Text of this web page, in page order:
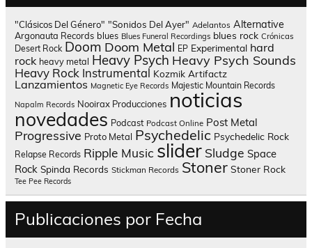
"Clásicos Del Género" "Sonidos Del Ayer" Adelantos Alternative
Argonauta Records blues Blues Funeral Recordings blues rock Crónicas
Desert Rock Doom Doom Metal EP Experimental hard
rock heavy metal Heavy Psych Heavy Psych Sounds
Heavy Rock Instrumental Kozmik Artifactz
Lanzamientos Magnetic Eye Records Majestic Mountain Records
Napalm Records Nooirax Producciones noticias
novedades Podcast Podcast Online Post Metal
Progressive Proto Metal Psychedelic Psychedelic Rock
Relapse Records Ripple Music slider Sludge Space
Rock Spinda Records Stickman Records Stoner Stoner Rock
Tee Pee Records
Publicaciones por Fecha